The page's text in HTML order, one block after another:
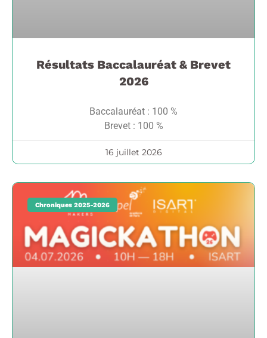
Résultats Baccalauréat & Brevet
2026
Baccalauréat : 100 %
Brevet : 100 %
16 juillet 2026
Chroniques 2025-2026